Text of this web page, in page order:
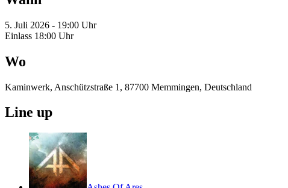
5. Juli 2026 - 19:00 Uhr
Einlass 18:00 Uhr
Wo
Kaminwerk, Anschützstraße 1, 87700 Memmingen, Deutschland
Line up